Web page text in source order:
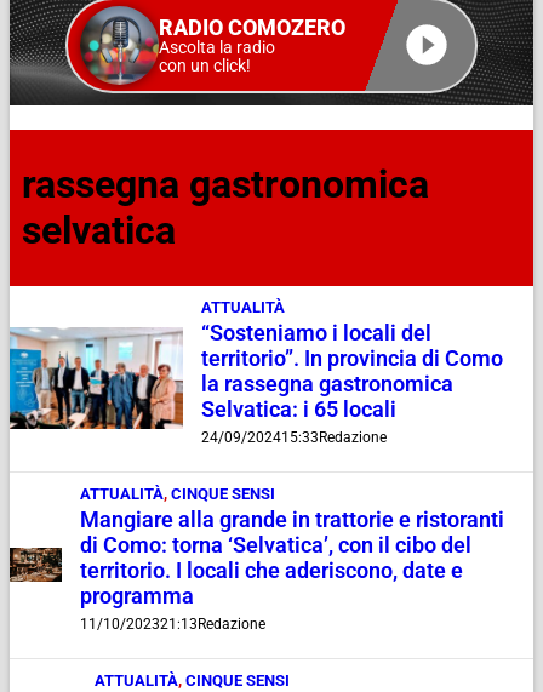
RADIO COMOZERO
Ascolta la radio
con un click!
rassegna gastronomica
selvatica
ATTUALITÀ
“Sosteniamo i locali del
territorio”. In provincia di Como
la rassegna gastronomica
Selvatica: i 65 locali
24/09/202415:33Redazione
ATTUALITÀ,CINQUE SENSI
Mangiare alla grande in trattorie e ristoranti
di Como: torna ‘Selvatica’, con il cibo del
territorio. I locali che aderiscono, date e
programma
11/10/202321:13Redazione
ATTUALITÀ,CINQUE SENSI